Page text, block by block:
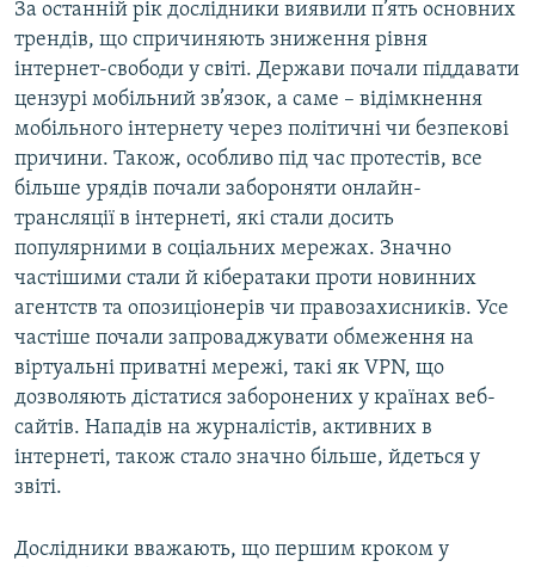
За останній рік дослідники виявили п’ять основних
трендів, що спричиняють зниження рівня
інтернет-свободи у світі. Держави почали піддавати
цензурі мобільний зв’язок, а саме – відімкнення
мобільного інтернету через політичні чи безпекові
причини. Також, особливо під час протестів, все
більше урядів почали забороняти онлайн-
трансляції в інтернеті, які стали досить
популярними в соціальних мережах. Значно
частішими стали й кібератаки проти новинних
агентств та опозиціонерів чи правозахисників. Усе
частіше почали запроваджувати обмеження на
віртуальні приватні мережі, такі як VPN, що
дозволяють дістатися заборонених у країнах веб-
сайтів. Нападів на журналістів, активних в
інтернеті, також стало значно більше, йдеться у
звіті.
Дослідники вважають, що першим кроком у